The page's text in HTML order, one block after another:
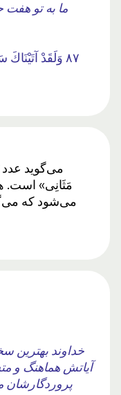
ما به تو
٨٧ وَلَقَدْ آتَيْنَاكَ سَبْعًا مِنَ الْمَثَانِي وَالْقُرْآنَ الْعَظِيمَ
مَثَانِی» است.
می‌شود که
خداوند بهترین
آیاتش هماهنگ و
پروردگارشان